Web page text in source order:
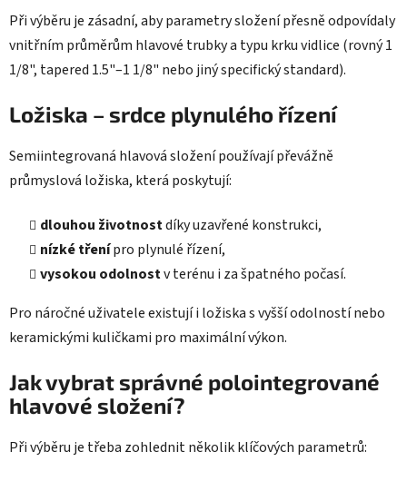
Při výběru je zásadní, aby parametry složení přesně odpovídaly
vnitřním průměrům hlavové trubky a typu krku vidlice (rovný 1
1/8", tapered 1.5"–1 1/8" nebo jiný specifický standard).
Ložiska – srdce plynulého řízení
Semiintegrovaná hlavová složení používají převážně
průmyslová ložiska, která poskytují:
dlouhou životnostdíky uzavřené konstrukci,
nízké třenípro plynulé řízení,
vysokou odolnostv terénu i za špatného počasí.
Pro náročné uživatele existují i ložiska s vyšší odolností nebo
keramickými kuličkami pro maximální výkon.
Jak vybrat správné polointegrované
hlavové složení?
Při výběru je třeba zohlednit několik klíčových parametrů: